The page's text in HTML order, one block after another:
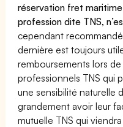
réservation fret
profession dite TNS,
cependant
dernière est toujours
remboursements lors
professionnels TNS qui
une sensibilité naturelle
grandement avoir leur
mutuelle TNS qui